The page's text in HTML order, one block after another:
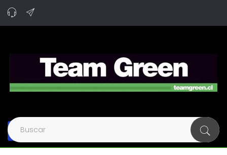
Navegación
de
palanca